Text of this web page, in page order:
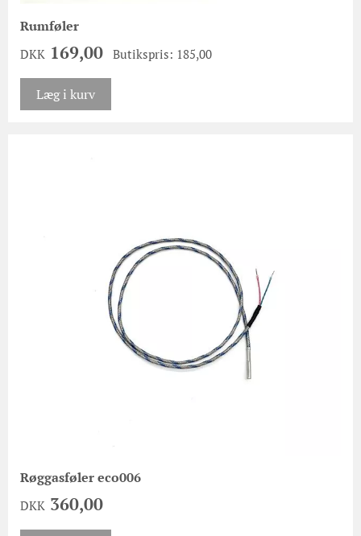
Rumføler
DKK 169,00 Butikspris: 185,00
Læg i kurv
Røggasføler eco006
DKK 360,00